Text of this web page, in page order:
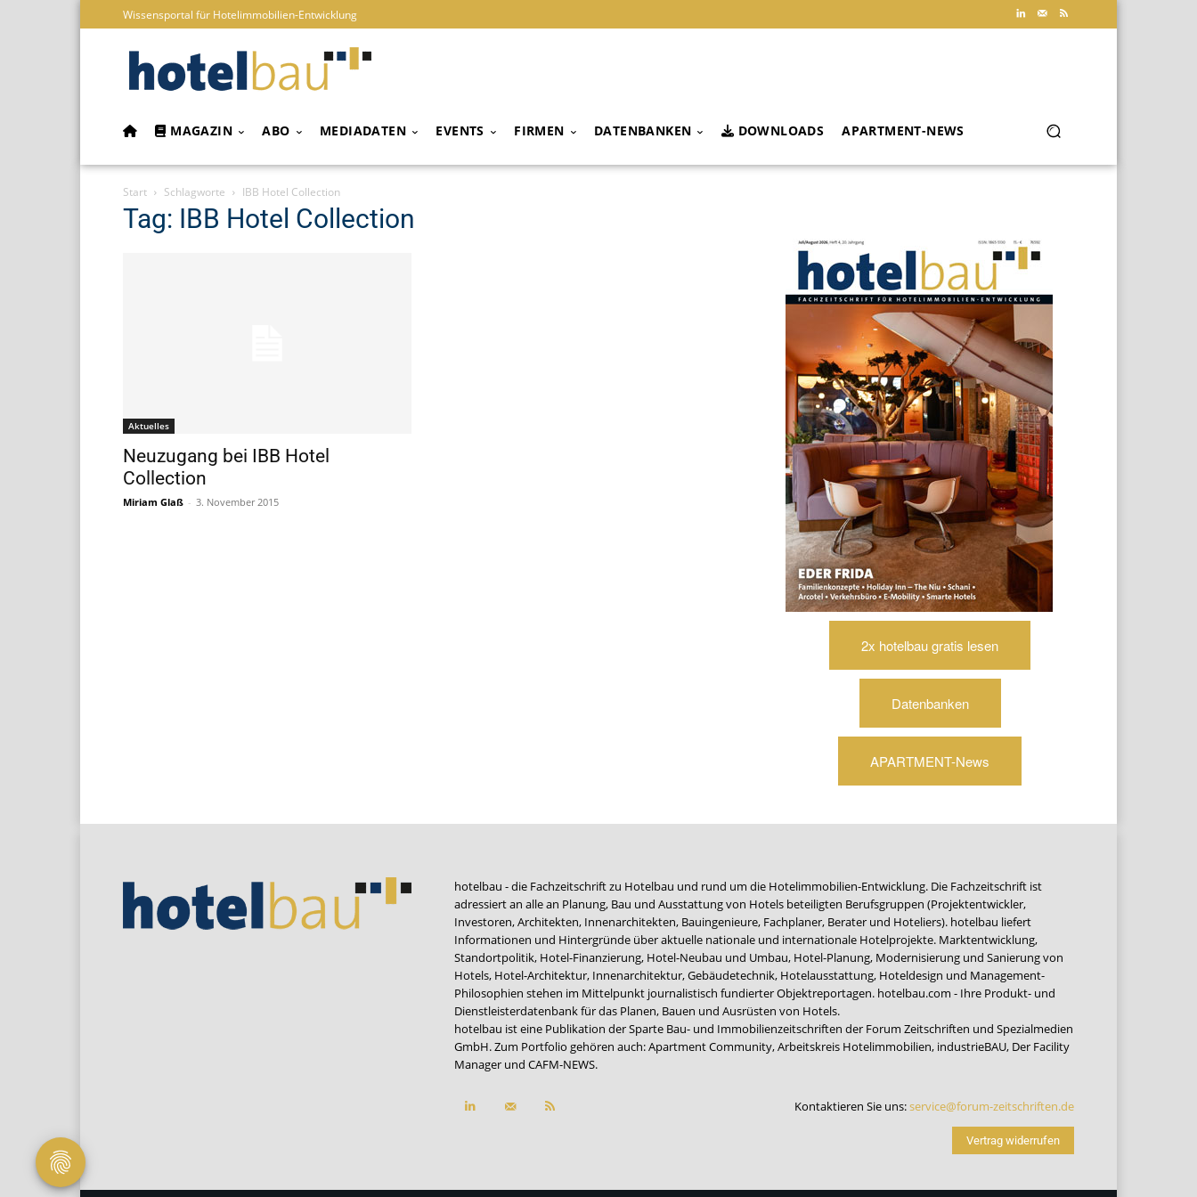
Wissensportal für Hotelimmobilien-Entwicklung
MAGAZIN ABO MEDIADATEN EVENTS FIRMEN DATENBANKEN DOWNLOADS APARTMENT-NEWS
Start Schlagworte IBB Hotel Collection
Tag: IBB Hotel Collection
Aktuelles
Neuzugang bei IBB Hotel
Collection
Miriam Glaß - 3. November 2015
2x hotelbau gratis lesen
Datenbanken
APARTMENT-News
hotelbau - die Fachzeitschrift zu Hotelbau und rund um die Hotelimmobilien-Entwicklung. Die Fachzeitschrift ist
adressiert an alle an Planung, Bau und Ausstattung von Hotels beteiligten Berufsgruppen (Projektentwickler,
Investoren, Architekten, Innenarchitekten, Bauingenieure, Fachplaner, Berater und Hoteliers). hotelbau liefert
Informationen und Hintergründe über aktuelle nationale und internationale Hotelprojekte. Marktentwicklung,
Standortpolitik, Hotel-Finanzierung, Hotel-Neubau und Umbau, Hotel-Planung, Modernisierung und Sanierung von
Hotels, Hotel-Architektur, Innenarchitektur, Gebäudetechnik, Hotelausstattung, Hoteldesign und Management-
Philosophien stehen im Mittelpunkt journalistisch fundierter Objektreportagen. hotelbau.com - Ihre Produkt- und
Dienstleisterdatenbank für das Planen, Bauen und Ausrüsten von Hotels.
hotelbau ist eine Publikation der Sparte Bau- und Immobilienzeitschriften der Forum Zeitschriften und Spezialmedien
GmbH. Zum Portfolio gehören auch:Apartment Community,Arbeitskreis Hotelimmobilien, industrieBAU, Der Facility
Manager und CAFM-NEWS.
Kontaktieren Sie uns:service@forum-zeitschriften.de
Vertrag widerrufen